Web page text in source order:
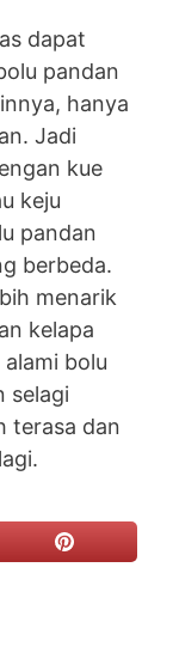
dapat
pandan
hanya
Jadi
kue
keju
pandan
berbeda.
menarik
kelapa
bolu
selagi
terasa dan